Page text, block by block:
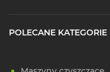
POLECANE KATEGORIE